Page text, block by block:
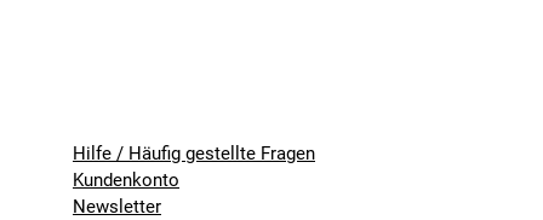
Hilfe / Häufig gestellte Fragen
Kundenkonto
Newsletter